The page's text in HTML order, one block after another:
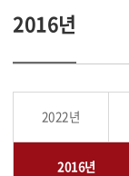
2016년
2022년
2016년